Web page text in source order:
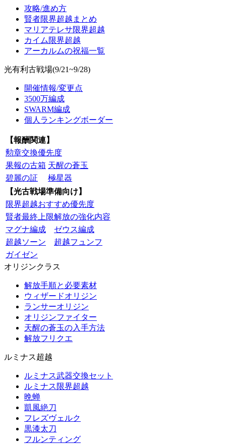
攻略/進め方
賢者限界超越まとめ
マリアテレサ限界超越
カイム限界超越
アーカルムの祝福一覧
光有利古戦場(9/21~9/28)
開催情報/変更点
3500万編成
SWARM編成
個人ランキングボーダー
【報酬関連】
勲章交換優先度
果報の古箱 天醒の蒼玉
碧麗の証
極星器
【光古戦場準備向け】
限界超越おすすめ優先度
賢者最終上限解放の強化内容
マグナ編成
ゼウス編成
超越ソーン
超越フュンフ
ガイゼン
オリジンクラス
解放手順と必要素材
ウィザードオリジン
ランサーオリジン
オリジンファイター
天醒の蒼玉の入手方法
解放フリクエ
ルミナス超越
ルミナス武器交換セット
ルミナス限界超越
晩蝉
凱風絶刀
フレズヴェルク
黒漆太刀
フルンティング